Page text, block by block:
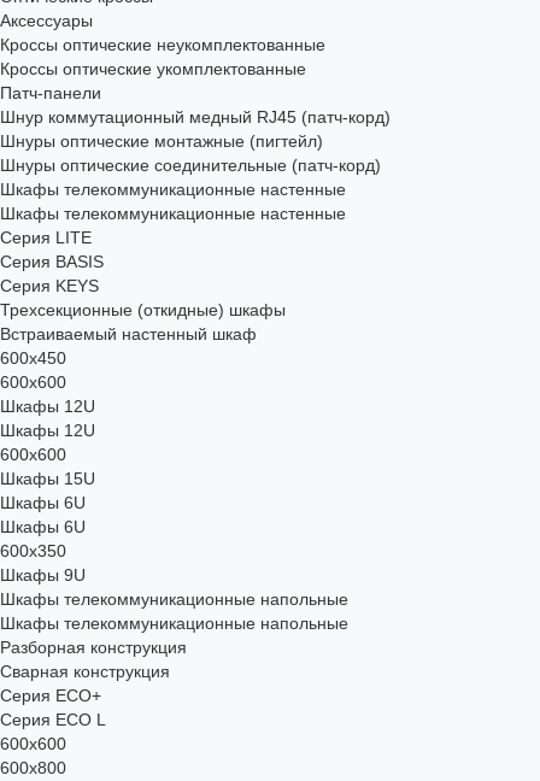
Аксессуары
Кроссы оптические неукомплектованные
Кроссы оптические укомплектованные
Патч-панели
Шнур коммутационный медный RJ45 (патч-корд)
Шнуры оптические монтажные (пигтейл)
Шнуры оптические соединительные (патч-корд)
Шкафы телекоммуникационные настенные
Шкафы телекоммуникационные настенные
Cерия LITE
Cерия BASIS
Cерия KEYS
Трехсекционные (откидные) шкафы
Встраиваемый настенный шкаф
600x450
600x600
Шкафы 12U
Шкафы 12U
600x600
Шкафы 15U
Шкафы 6U
Шкафы 6U
600x350
Шкафы 9U
Шкафы телекоммуникационные напольные
Шкафы телекоммуникационные напольные
Разборная конструкция
Сварная конструкция
Серия ECO+
Серия ECO L
600x600
600x800